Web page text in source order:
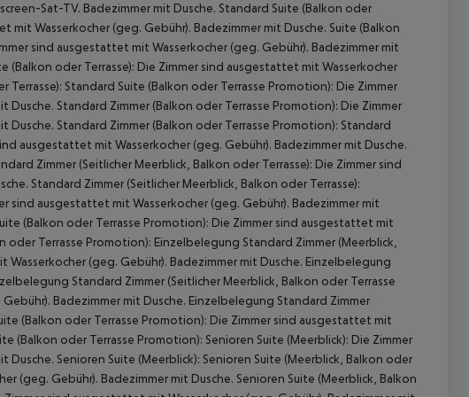
Sat-TV. Badezimmer mit Dusche. Standard Suite (Balkon oder
mit Wasserkocher (geg. Gebühr). Badezimmer mit Dusche. Suite (Balkon
sind ausgestattet mit Wasserkocher (geg. Gebühr). Badezimmer mit
(Balkon oder Terrasse): Die Zimmer sind ausgestattet mit Wasserkocher
Standard Suite (Balkon oder Terrasse Promotion): Die Zimmer
Standard Zimmer (Balkon oder Terrasse Promotion): Die Zimmer
Standard Zimmer (Balkon oder Terrasse Promotion): Standard
ausgestattet mit Wasserkocher (geg. Gebühr). Badezimmer mit Dusche.
Zimmer (Seitlicher Meerblick, Balkon oder Terrasse): Die Zimmer sind
Standard Zimmer (Seitlicher Meerblick, Balkon oder Terrasse):
sind ausgestattet mit Wasserkocher (geg. Gebühr). Badezimmer mit
(Balkon oder Terrasse Promotion): Die Zimmer sind ausgestattet mit
oder Terrasse Promotion): Einzelbelegung Standard Zimmer (Meerblick,
(geg. Gebühr). Badezimmer mit Dusche. Einzelbelegung
Standard Zimmer (Seitlicher Meerblick, Balkon oder Terrasse
Badezimmer mit Dusche. Einzelbelegung Standard Zimmer
(Balkon oder Terrasse Promotion): Die Zimmer sind ausgestattet mit
(Balkon oder Terrasse Promotion): Senioren Suite (Meerblick): Die Zimmer
Senioren Suite (Meerblick): Senioren Suite (Meerblick, Balkon oder
(geg. Gebühr). Badezimmer mit Dusche. Senioren Suite (Meerblick, Balkon